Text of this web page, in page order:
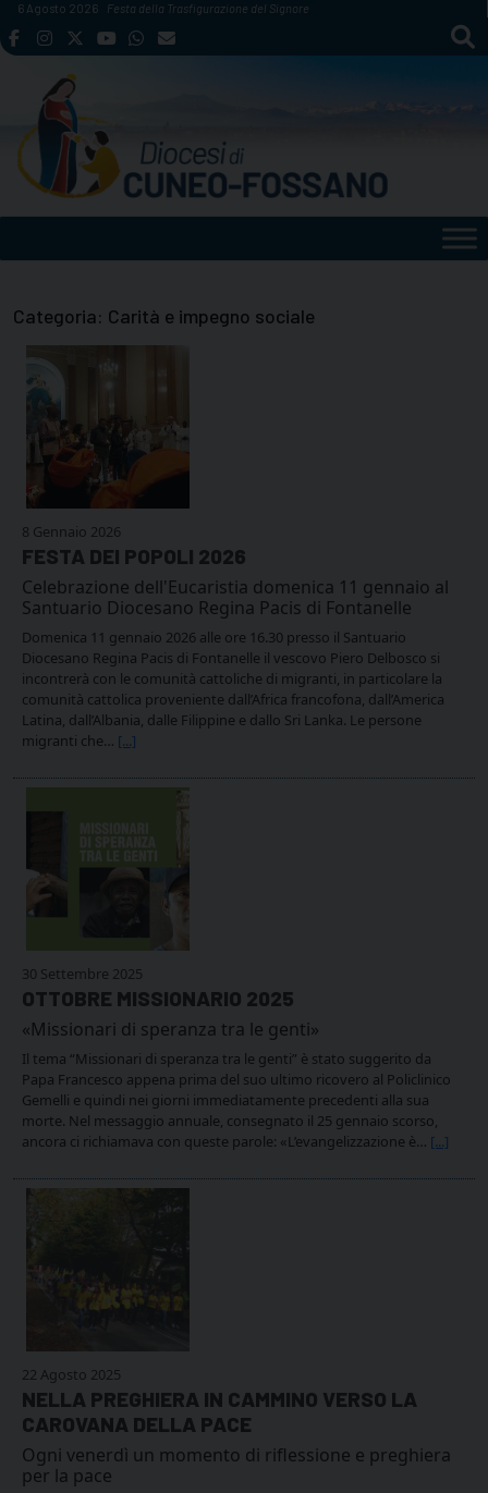
Skip
to
6 Agosto 2026 Festa della Trasfigurazione del Signore
Categoria: Carità e impegno sociale
8 Gennaio 2026
FESTA DEI POPOLI 2026
Celebrazione dell'Eucaristia domenica 11 gennaio al
Santuario Diocesano Regina Pacis di Fontanelle
Domenica 11 gennaio 2026 alle ore 16.30 presso il Santuario
Diocesano Regina Pacis di Fontanelle il vescovo Piero Delbosco si
incontrerà con le comunità cattoliche di migranti, in particolare la
comunità cattolica proveniente dall’Africa francofona, dall’America
Latina, dall’Albania, dalle Filippine e dallo Sri Lanka. Le persone
migranti che… [...]
30 Settembre 2025
OTTOBRE MISSIONARIO 2025
«Missionari di speranza tra le genti»
Il tema “Missionari di speranza tra le genti” è stato suggerito da
Papa Francesco appena prima del suo ultimo ricovero al Policlinico
Gemelli e quindi nei giorni immediatamente precedenti alla sua
morte. Nel messaggio annuale, consegnato il 25 gennaio scorso,
ancora ci richiamava con queste parole: «L’evangelizzazione è… [...]
22 Agosto 2025
NELLA PREGHIERA IN CAMMINO VERSO LA
CAROVANA DELLA PACE
Ogni venerdì un momento di riflessione e preghiera
per la pace